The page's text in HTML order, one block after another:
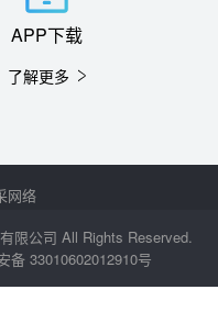
APP下载
了解更多
网络
限公司 All Rights Reserved.
备 33010602012910号